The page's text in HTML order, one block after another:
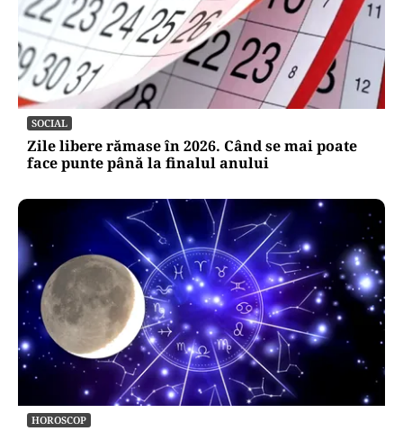
SOCIAL
Zile libere rămase în 2026. Când se mai poate
face punte până la finalul anului
HOROSCOP